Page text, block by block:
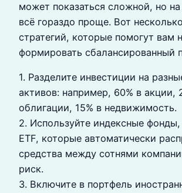
может показаться сложной, но на
всё гораздо проще. Вот
стратегий, которые помогут вам
формировать сбалансированный
1. Разделите инвестиции на
активов: например, 60% в акции,
облигации, 15% в недвижимость.
2. Используйте индексные фонды,
ETF, которые автоматически
средства между сотнями
риск.
3. Включите в портфель